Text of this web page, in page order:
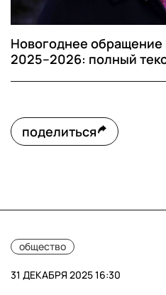
Новогоднее
2025–2026: полный
поделиться
общество
31 ДЕКАБРЯ 2025 16:30